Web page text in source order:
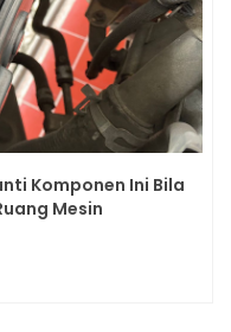
Komponen Ini Bila
Mesin